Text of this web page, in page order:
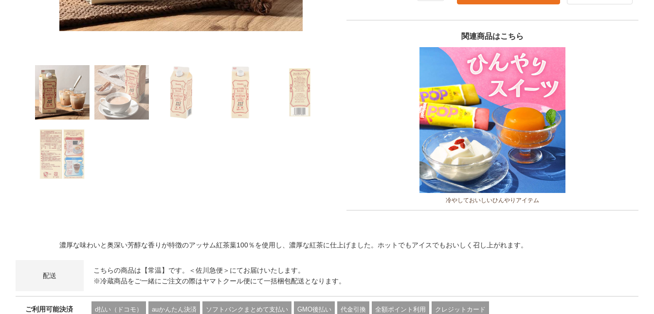
関連商品はこちら
冷やしておいしいひんやりアイテム
濃厚な味わいと奥深い芳醇な香りが特徴のアッサム紅茶葉100％を使用し、濃厚な紅茶に仕上げました。ホットでもアイスでもおいしく召し上がれます。
配送
こちらの商品は【常温】です。＜佐川急便＞にてお届けいたします。
※冷蔵商品をご一緒にご注文の際はヤマトクール便にて一括梱包配送となります。
ご利用可能決済 d払い（ドコモ） auかんたん決済 ソフトバンクまとめて支払い GMO後払い 代金引換 全額ポイント利用 クレジットカード